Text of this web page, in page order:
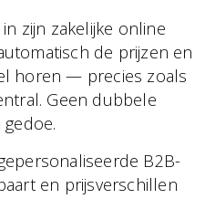
zijn zakelijke online
de prijzen en
horen — precies zoals
Geen dubbele
B2B-
en prijsverschillen